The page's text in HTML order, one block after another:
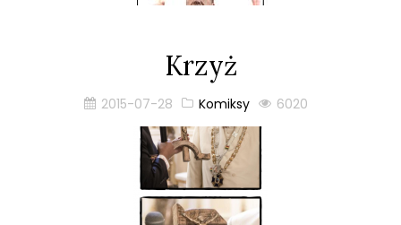
Krzyż
2015-07-28 Komiksy 6020